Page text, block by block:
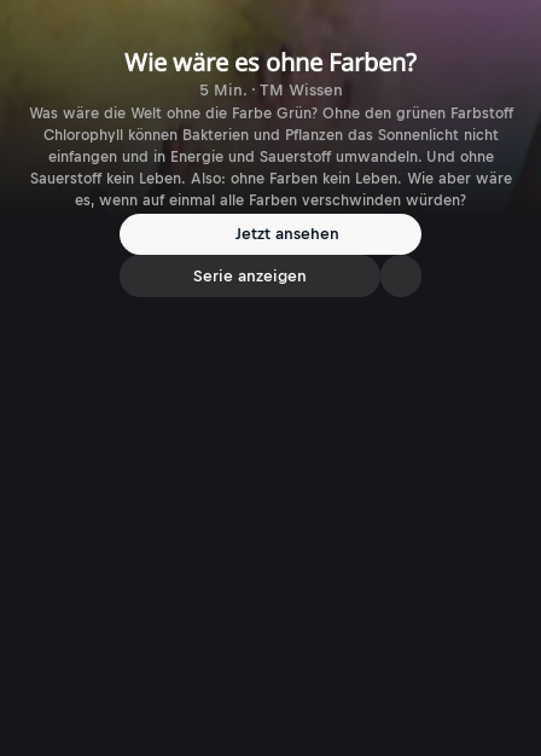
Wie wäre es ohne Farben?
5 Min. · TM Wissen
Was wäre die Welt ohne die Farbe Grün? Ohne den grünen Farbstoff
Chlorophyll können Bakterien und Pflanzen das Sonnenlicht nicht
einfangen und in Energie und Sauerstoff umwandeln. Und ohne
Sauerstoff kein Leben. Also: ohne Farben kein Leben. Wie aber wäre
es, wenn auf einmal alle Farben verschwinden würden?
Jetzt ansehen
Serie anzeigen